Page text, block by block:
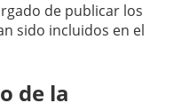
de publicar los
sido incluidos en el
de la